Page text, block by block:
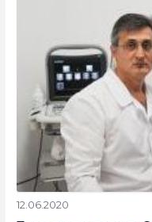
12.06.2020